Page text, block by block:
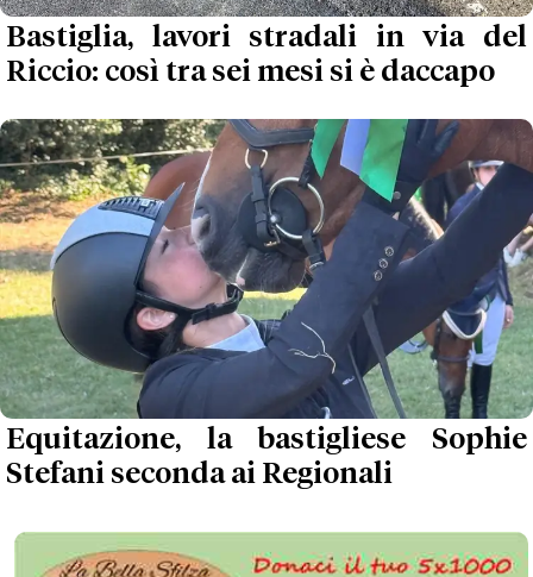
Bastiglia, lavori stradali in via del
Riccio: così tra sei mesi si è daccapo
Equitazione, la bastigliese Sophie
Stefani seconda ai Regionali